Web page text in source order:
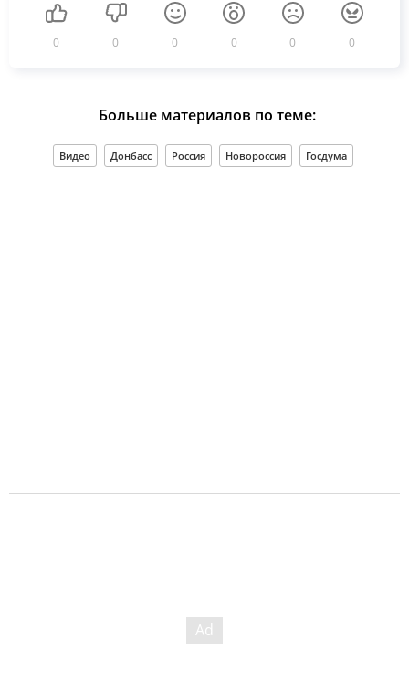
0 0 0 0 0 0
Больше материалов по теме:
Видео Донбасс Россия Новороссия Госдума